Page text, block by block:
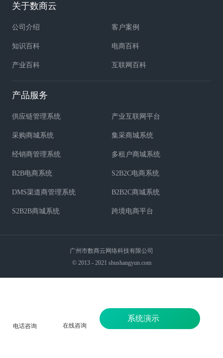
关于数商云
公司介绍 客户案例
知识百科 电商百科
产业百科 互联网百科
产品服务
供应链管理系统 产业互联网平台
采购商城系统 集采商城系统
经销商管理系统 多租户商城系统
B2B电商系统 S2B2C电商系统
DMS渠道商管理系统 B2B2C商城系统
S2B2B商城系统 跨境电商平台
广州市数商云网络科技有限公司
© 2013 - 2021 shushangyun.com
电话咨询 在线咨询
系统演示